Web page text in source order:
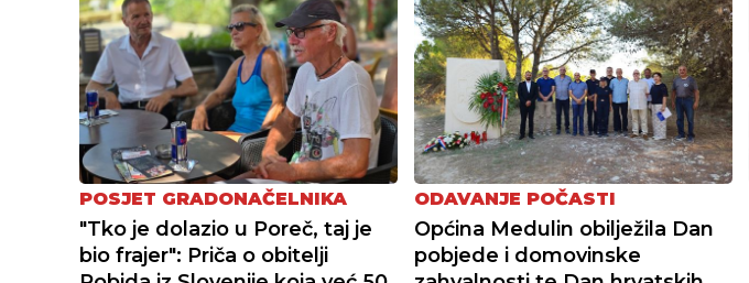
POSJET GRADONAČELNIKA
"Tko je dolazio u Poreč, taj je
bio frajer": Priča o obitelji
ODAVANJE POČASTI
Općina Medulin obilježila Dan
pobjede i domovinske